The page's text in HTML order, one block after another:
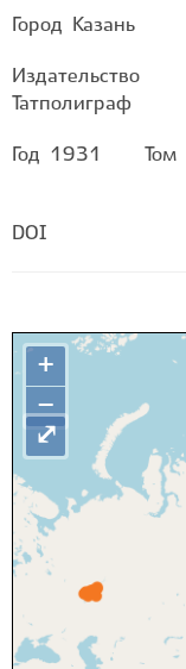
Город Казань
Издательство
Татполиграф
Год 1931 Том
DOI
+
−
⤢